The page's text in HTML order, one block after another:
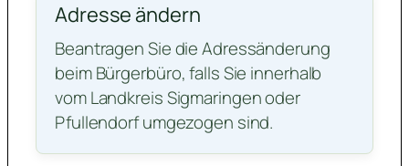
Adresse ändern
Beantragen Sie die Adressänderung
beim Bürgerbüro, falls Sie innerhalb
vom Landkreis Sigmaringen oder
Pfullendorf umgezogen sind.